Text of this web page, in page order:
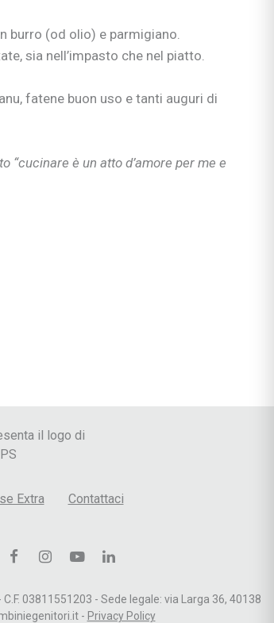
burro (od olio) e parmigiano.
sia nell’impasto che nel piatto.
fatene buon uso e tanti auguri di
“cucinare è un atto d’amore per me e
Extra Contattaci
C.F. 03811551203 - Sede legale: via Larga 36, 40138
- Privacy Policy